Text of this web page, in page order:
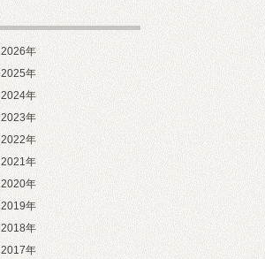
2026年
2025年
2024年
2023年
2022年
2021年
2020年
2019年
2018年
2017年